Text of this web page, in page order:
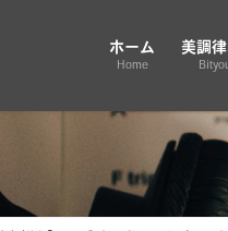
ホーム
Home
美調